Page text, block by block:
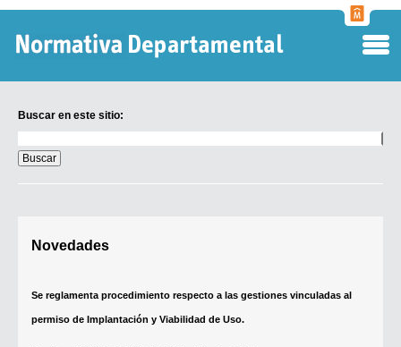
Buscar en este sitio:
en
este
sitio:
Novedades
Se reglamenta procedimiento respecto a las gestiones vinculadas al
permiso de Implantación y Viabilidad de Uso.